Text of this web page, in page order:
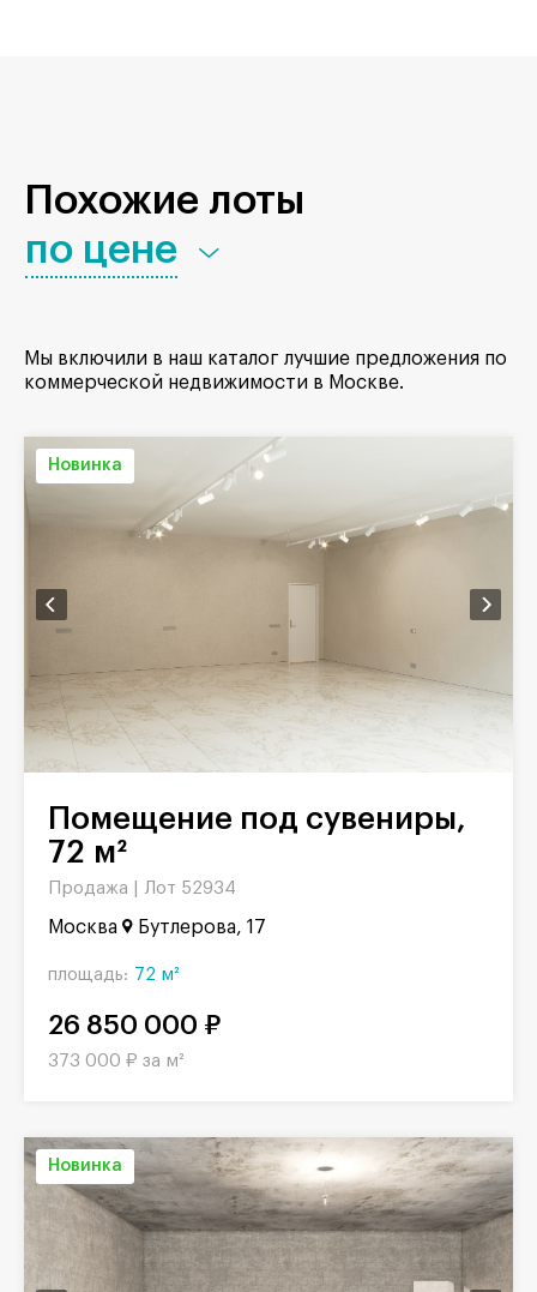
Похожие лоты
по цене
Мы включили в наш каталог лучшие предложения по
коммерческой недвижимости в Москве.
Новинка
Помещение под сувениры,
72 м²
Продажа | Лот 52934
Москва Бутлерова, 17
площадь: 72 м²
26 850 000 ₽
373 000 ₽ за м²
Новинка